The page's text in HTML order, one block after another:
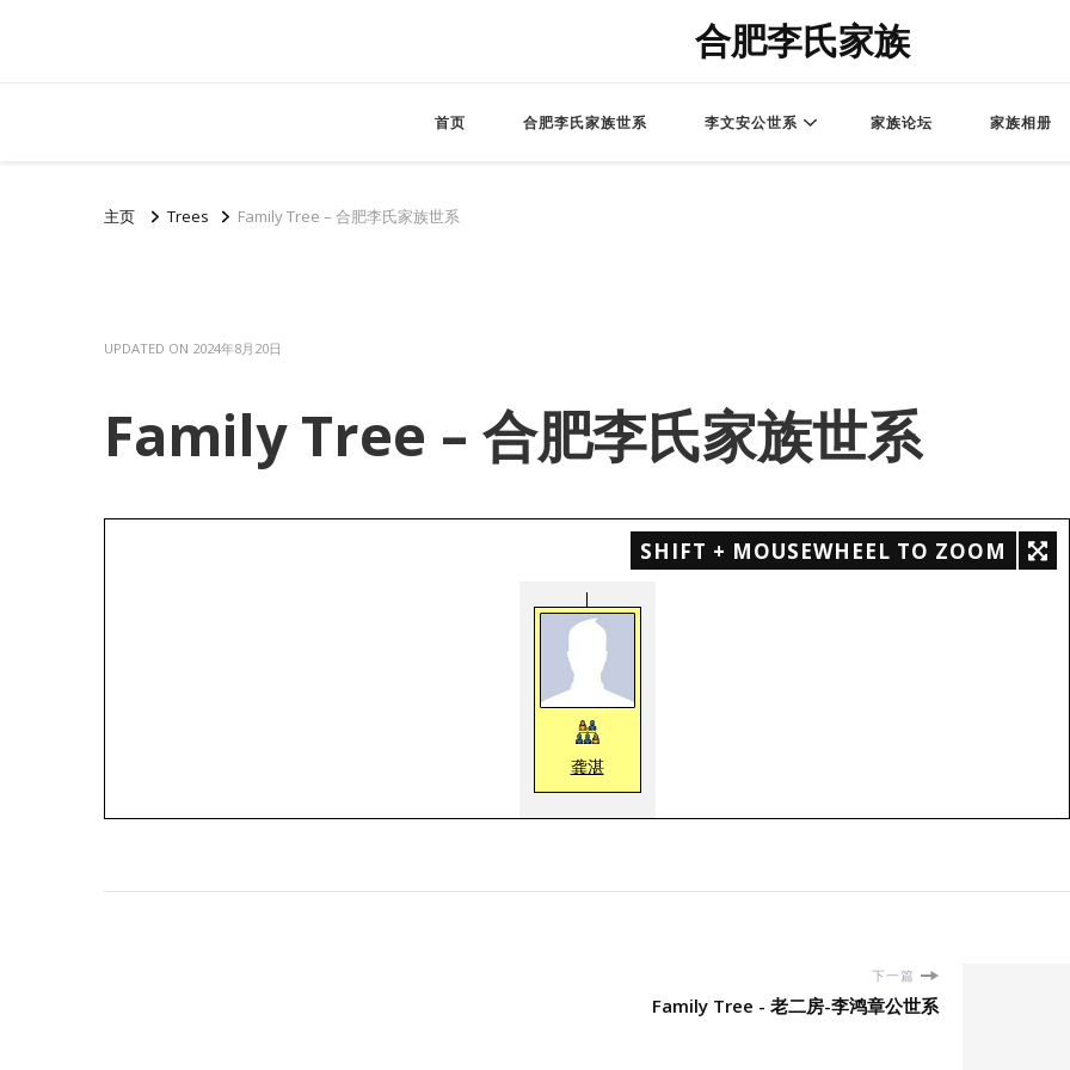
合肥李氏家族
首页 合肥李氏家族世系 李文安公世系 家族论坛 家族相册
主页 Trees Family Tree – 合肥李氏家族世系
UPDATED ON 2024年8月20日
Family Tree – 合肥李氏家族世系
SHIFT + MOUSEWHEEL TO ZOOM
龚湛
下一篇
Family Tree - 老二房-李鸿章公世系